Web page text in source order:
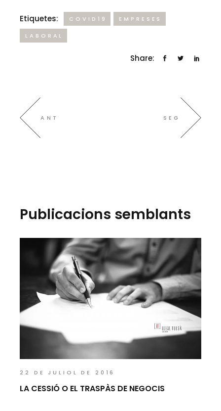
Etiquetes: COVID19 EMPRESES
LABORAL
Share:
ANT SEG
Publicacions semblants
22 DE JULIOL DE 2016
LA CESSIÓ O EL TRASPÀS DE NEGOCIS